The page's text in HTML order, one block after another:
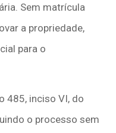
Sem matrícula
a propriedade,
para o
485, inciso VI, do
o processo sem